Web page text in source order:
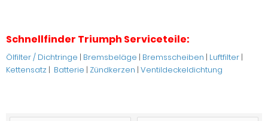
Schnellfinder Triumph Serviceteile:
Ölfilter / Dichtringe | Bremsbeläge | Bremsscheiben | Luftfilter |
Kettensatz | Batterie | Zündkerzen | Ventildeckeldichtung